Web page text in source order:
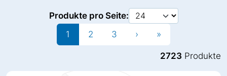
Produkte pro Seite:
1
2 3 › »
2723 Produkte